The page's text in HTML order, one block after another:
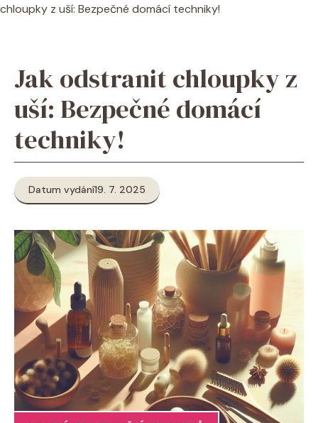
chloupky z uší: Bezpečné domácí techniky!
Jak odstranit chloupky z
uší: Bezpečné domácí
techniky!
Datum vydání19. 7. 2025